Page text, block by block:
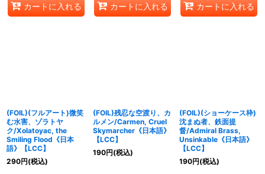
カートに入れる カートに入れる カートに入れる
(FOIL)(フルアート)微笑
む水害、ゾラトヤ
ク/Xolatoyac, the
Smiling Flood《日本
語》【LCC】
290円(税込)
(FOIL)残忍な空渡り、カ
ルメン/Carmen, Cruel
Skymarcher《日本語》
【LCC】
190円(税込)
(FOIL)(ショーケース枠)
沈まぬ者、鉄面提
督/Admiral Brass,
Unsinkable《日本語》
【LCC】
190円(税込)